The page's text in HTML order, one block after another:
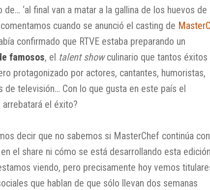
de… ‘al final van a matar a la gallina de los huevos de
comentamos cuando se anunció el casting de
confirmado que RTVE estaba preparando un
famosos, el talent showculinario que tantos éxitos
protagonizado por actores, cantantes, humoristas,
de televisión… Con lo que gusta en este país el
el éxito?
decir que no sabemos si MasterChef continúa con
el share ni cómo se está desarrollando esta
viendo, pero precisamente hoy vemos
que hablan de que sólo llevan dos semanas